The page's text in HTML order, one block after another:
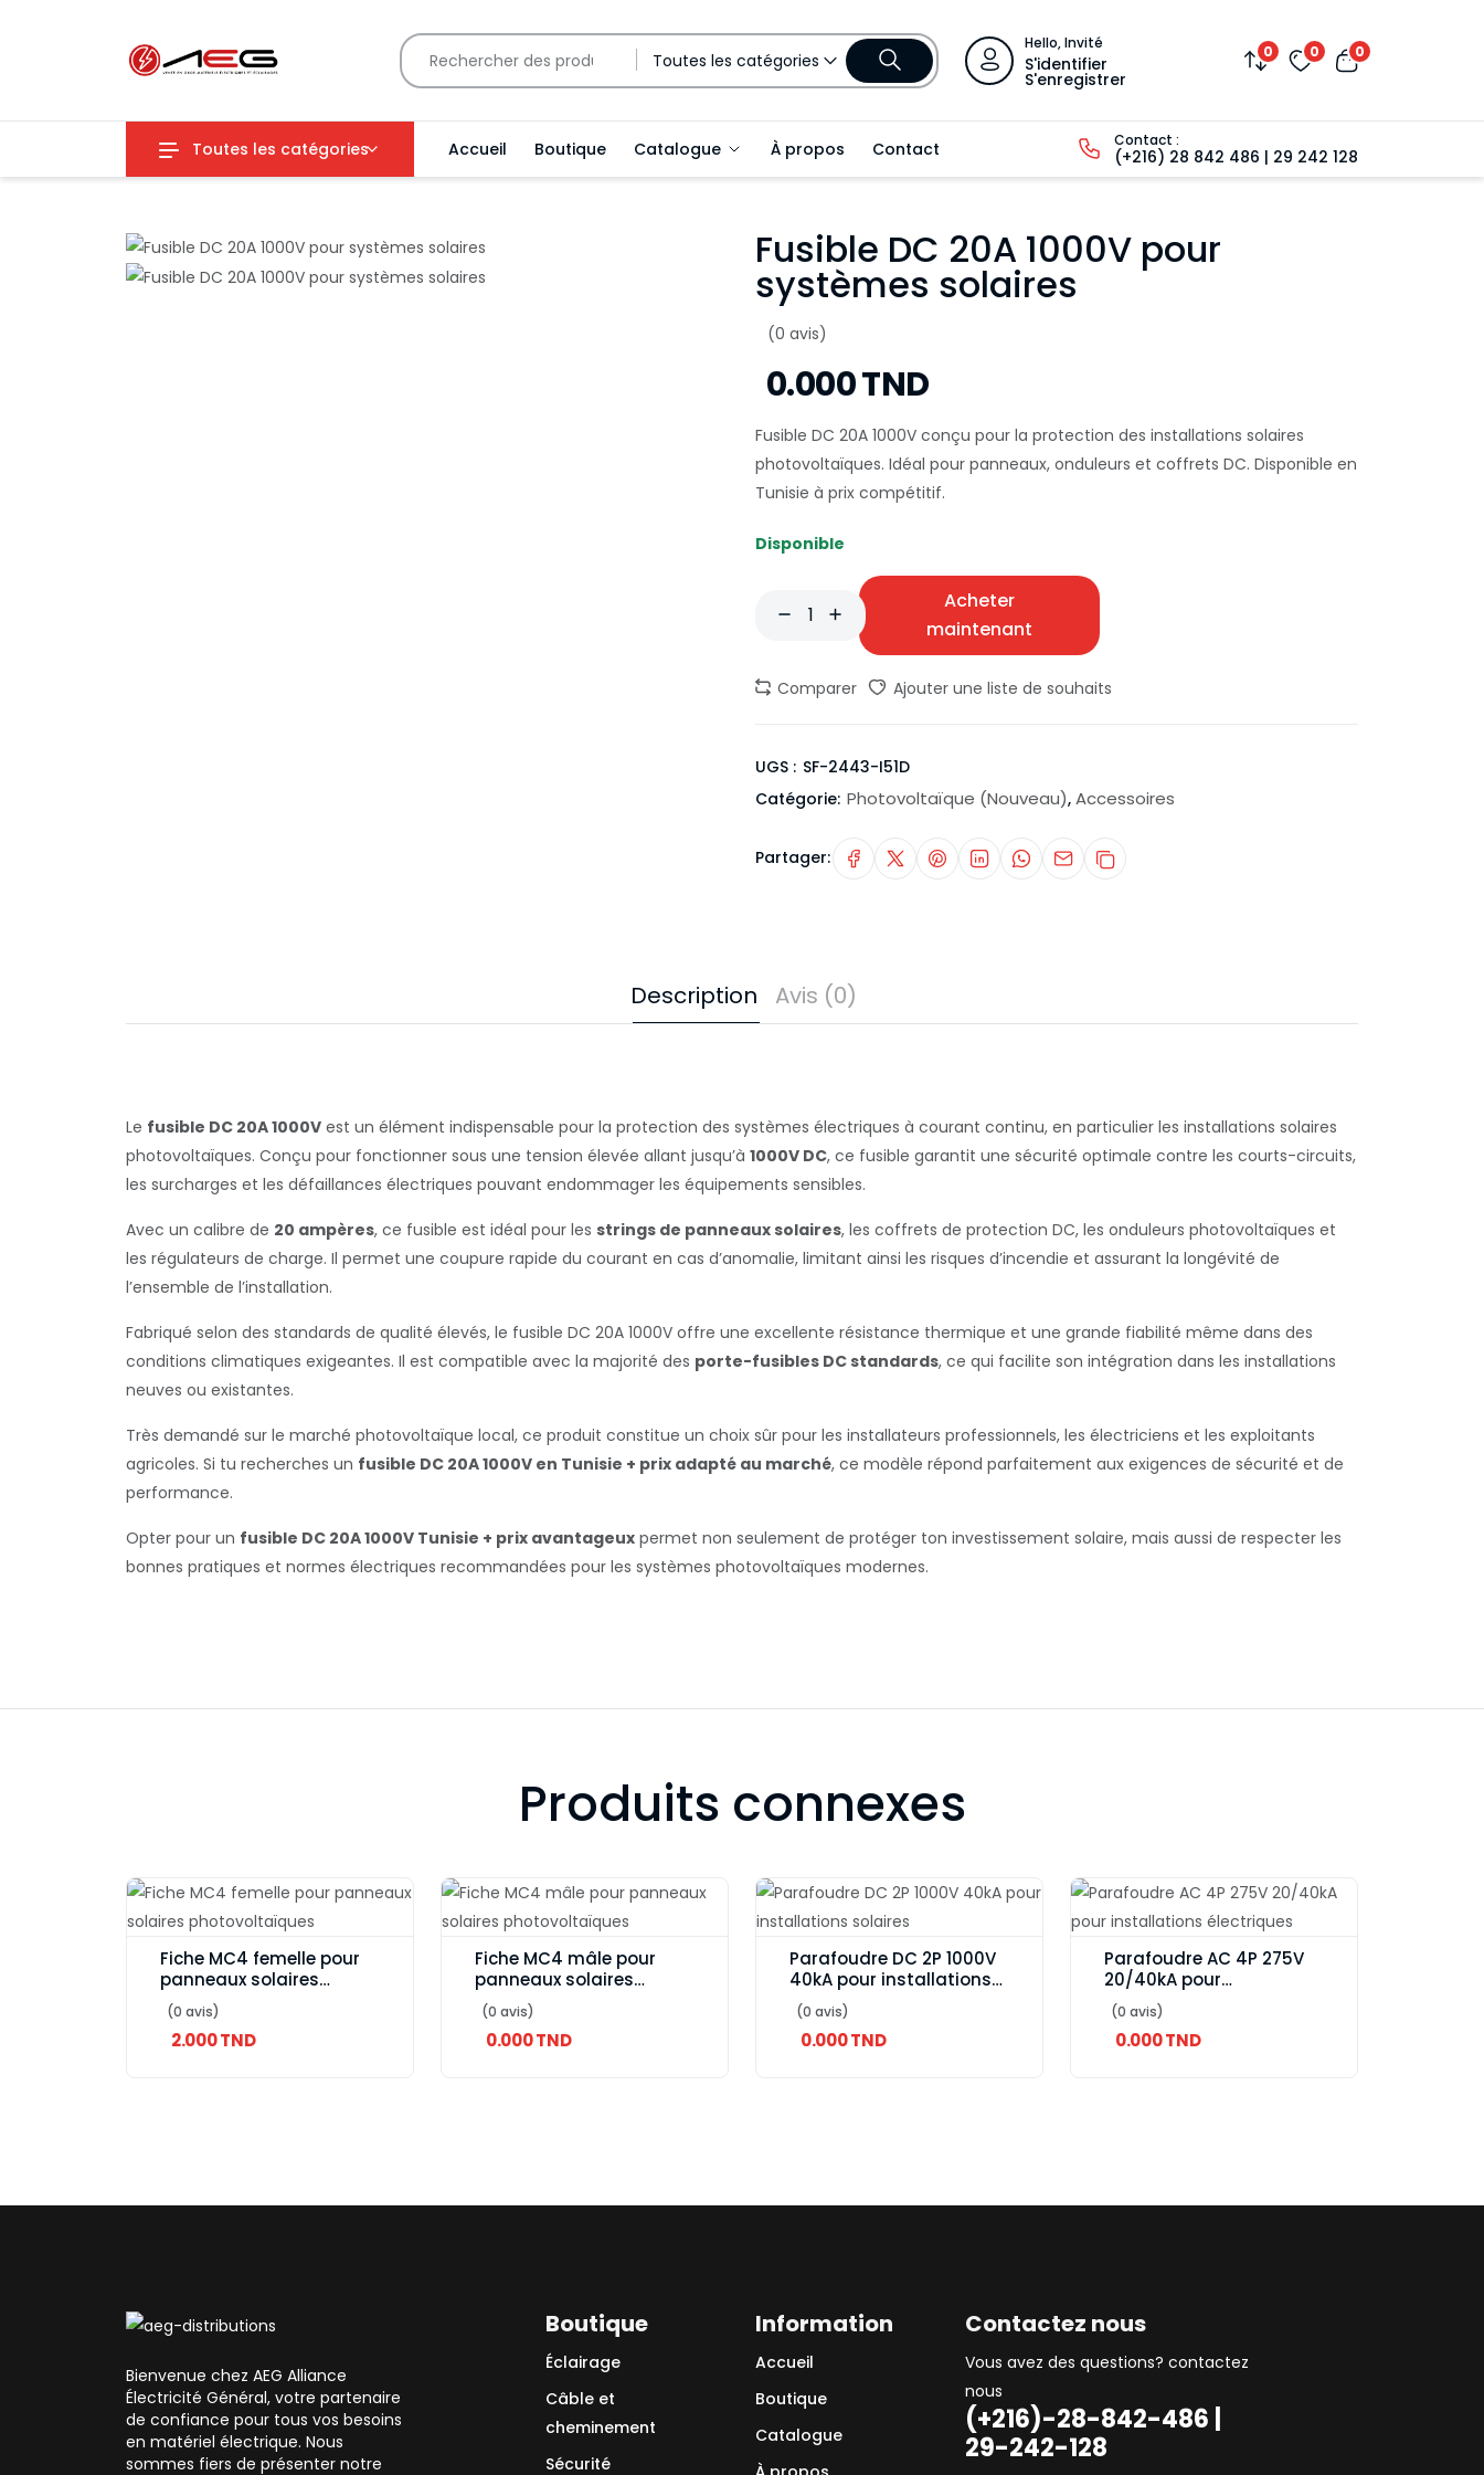
Toutes les catégories
Hello, Invité
S'identifier
S'enregistrer
0 0 0
Toutes les catégories Accueil Boutique Catalogue À propos Contact Contact :
(+216) 28 842 486 | 29 242 128
Fusible DC 20A 1000V pour
systèmes solaires
(0 avis)
0.000 TND
Fusible DC 20A 1000V conçu pour la protection des installations solaires
photovoltaïques. Idéal pour panneaux, onduleurs et coffrets DC. Disponible en
Tunisie à prix compétitif.
Disponible
Acheter
maintenant
Comparer Ajouter une liste de souhaits
UGS : SF-2443-I51D
Catégorie: Photovoltaïque (Nouveau), Accessoires
Partager:
Description Avis (0)
Le fusible DC 20A 1000V est un élément indispensable pour la protection des systèmes électriques à courant continu, en particulier les installations solaires
photovoltaïques. Conçu pour fonctionner sous une tension élevée allant jusqu’à 1000V DC, ce fusible garantit une sécurité optimale contre les courts-circuits,
les surcharges et les défaillances électriques pouvant endommager les équipements sensibles.
Avec un calibre de 20 ampères, ce fusible est idéal pour les strings de panneaux solaires, les coffrets de protection DC, les onduleurs photovoltaïques et
les régulateurs de charge. Il permet une coupure rapide du courant en cas d’anomalie, limitant ainsi les risques d’incendie et assurant la longévité de
l’ensemble de l’installation.
Fabriqué selon des standards de qualité élevés, le fusible DC 20A 1000V offre une excellente résistance thermique et une grande fiabilité même dans des
conditions climatiques exigeantes. Il est compatible avec la majorité des porte-fusibles DC standards, ce qui facilite son intégration dans les installations
neuves ou existantes.
Très demandé sur le marché photovoltaïque local, ce produit constitue un choix sûr pour les installateurs professionnels, les électriciens et les exploitants
agricoles. Si tu recherches un fusible DC 20A 1000V en Tunisie + prix adapté au marché, ce modèle répond parfaitement aux exigences de sécurité et de
performance.
Opter pour un fusible DC 20A 1000V Tunisie + prix avantageux permet non seulement de protéger ton investissement solaire, mais aussi de respecter les
bonnes pratiques et normes électriques recommandées pour les systèmes photovoltaïques modernes.
Produits connexes
Fiche MC4 femelle pour
panneaux solaires
photovoltaïques
(0 avis)
2.000 TND
Fiche MC4 mâle pour
panneaux solaires
photovoltaïques
(0 avis)
0.000 TND
Parafoudre DC 2P 1000V
40kA pour installations
solaires
(0 avis)
0.000 TND
Parafoudre AC 4P 275V
20/40kA pour
installations électriques
(0 avis)
0.000 TND
Bienvenue chez AEG Alliance
Électricité Général, votre partenaire
de confiance pour tous vos besoins
en matériel électrique. Nous
sommes fiers de présenter notre
Boutique
Éclairage
Câble et
cheminement
Sécurité
Information
Accueil
Boutique
Catalogue
Contactez nous
Vous avez des questions? contactez
nous
(+216)-28-842-486 |
29-242-128